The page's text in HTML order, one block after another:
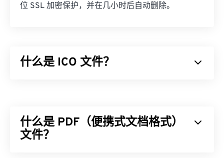
位 SSL 加密保护，并在几小时后自动删除。
什么是 ICO 文件？
的图像，以便 Windows 用户能够将图像与应用程序
关联起来。
什么是 PDF（便携式文档格式）
文件？